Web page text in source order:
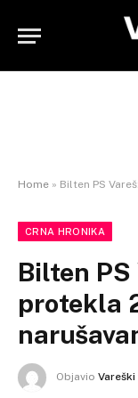
Home » Bilten PS Vareš:
CRNA HRONIKA
Bilten PS
protekla
Objavio